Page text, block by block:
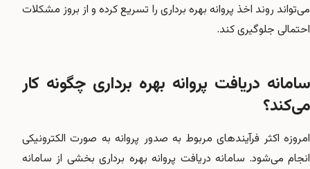
می‌تواند روند اخذ پروانه بهره برداری را تسریع کرده و از بروز مشکلات
احتمالی جلوگیری کند.
سامانه دریافت پروانه بهره برداری چگونه کار
می‌کند؟
امروزه اکثر فرآیندهای مربوط به صدور پروانه به صورت الکترونیکی
انجام می‌شود. سامانه دریافت پروانه بهره برداریبخشی از سامانه